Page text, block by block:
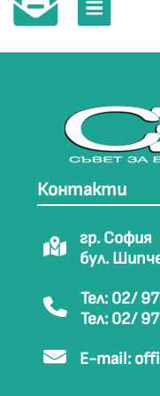
Контакти
гр. София
бул.
Тел: 02/
Тел: 02/
E-mail: